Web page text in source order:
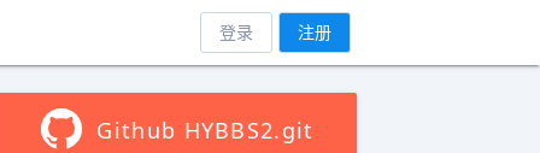
登录 注册
Github HYBBS2.git